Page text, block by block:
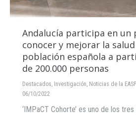
Andalucía participa en un
conocer y mejorar la
población española a
de 200.000 personas
Destacados, Investigación, Noticias de la EASP
06/10/2022
‘IMPaCT Cohorte’ es uno de los